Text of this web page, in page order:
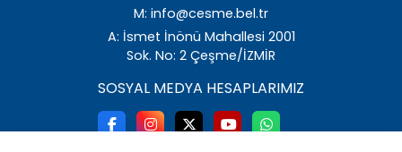
M: info@cesme.bel.tr
A: İsmet İnönü Mahallesi 2001
Sok. No: 2 Çeşme/İZMİR
SOSYAL MEDYA HESAPLARIMIZ